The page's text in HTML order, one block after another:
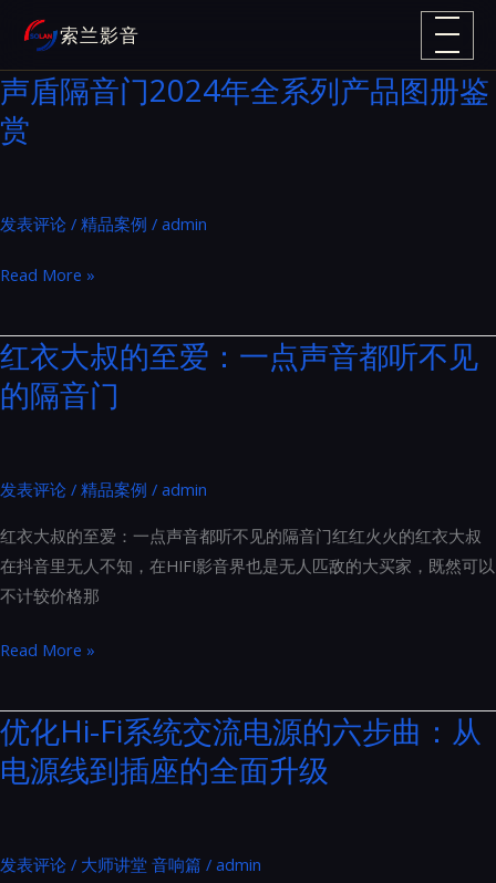
内
容
索兰影音
声盾隔音门2024年全系列产品图册鉴
赏
发表评论 / 精品案例 / admin
声
隔
音
门
全
列
产
品
册
赏
Read More »
红衣大叔的至爱：一点声音都听不见
的隔音门
发表评论 / 精品案例 / admin
红衣大叔的至爱：一点声音都听不见的隔音门红红火火的红衣大叔
在抖音里无人不知，在HIFI影音界也是无人匹敌的大买家，既然可以
不计较价格那
红
大
叔
的
一
Read More »
优化Hi-Fi系统交流电源的六步曲：从
电源线到插座的全面升级
发表评论 / 大师讲堂 音响篇 / admin